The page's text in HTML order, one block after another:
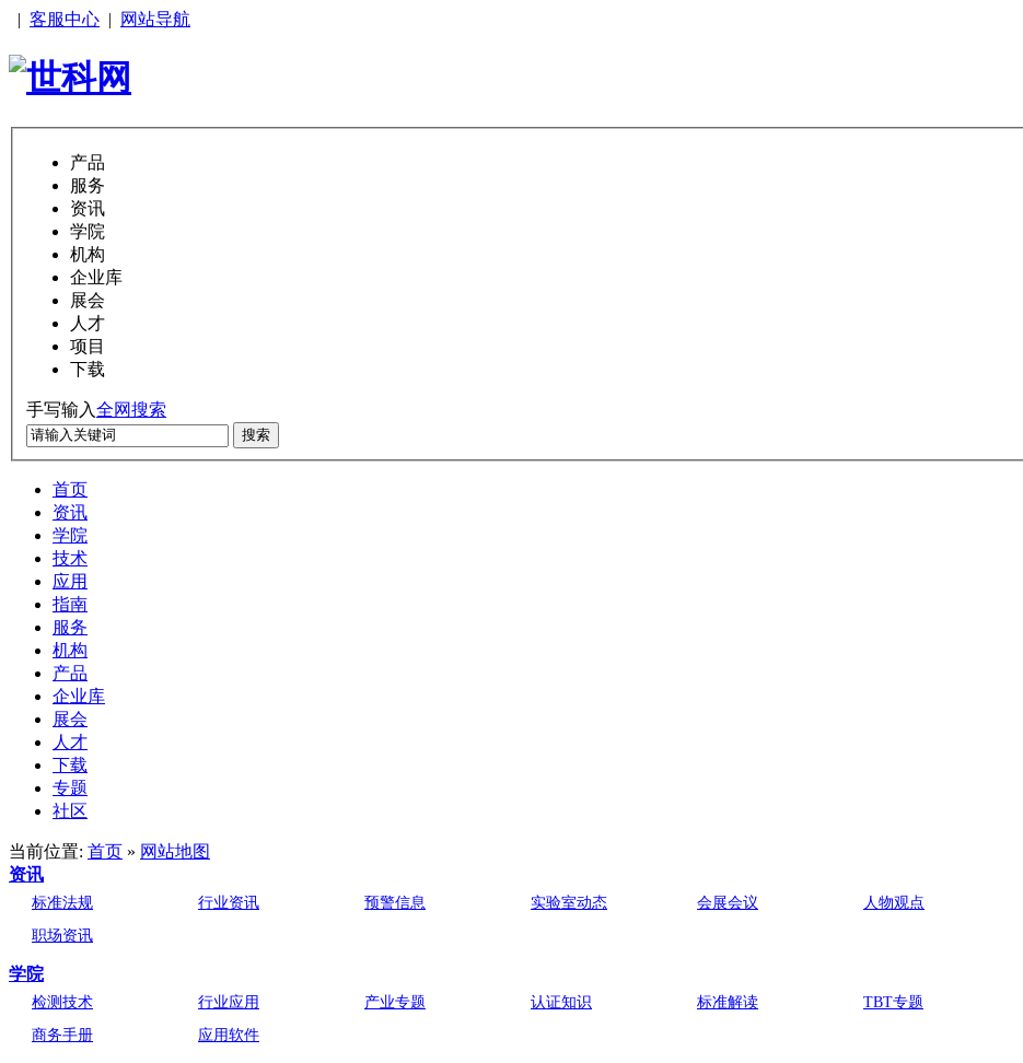
| 客服中心 | 网站导航
产品
服务
资讯
学院
机构
企业库
展会
人才
项目
下载
手写输入全网搜索
搜索
首页
资讯
学院
技术
应用
指南
服务
机构
产品
企业库
展会
人才
下载
专题
社区
当前位置: 首页 » 网站地图
资讯
标准法规 行业资讯 预警信息 实验室动态 会展会议
人物观点
职场资讯
学院
检测技术 行业应用 产业专题 认证知识 标准解读
TBT专题
商务手册
应用软件